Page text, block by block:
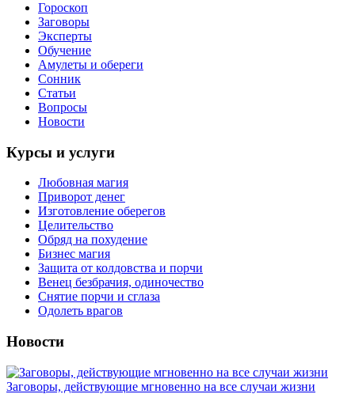
Гороскоп
Заговоры
Эксперты
Обучение
Амулеты и обереги
Сонник
Статьи
Вопросы
Новости
Курсы и услуги
Любовная магия
Приворот денег
Изготовление оберегов
Целительство
Обряд на похудение
Бизнес магия
Защита от колдовства и порчи
Венец безбрачия, одиночество
Снятие порчи и сглаза
Одолеть врагов
Новости
Заговоры, действующие мгновенно на все случаи жизни